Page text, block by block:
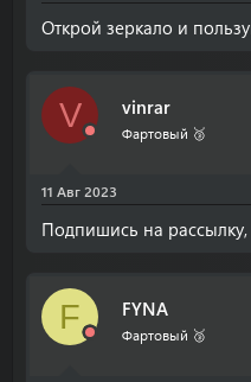
Открой зеркало и
V vinrar
Фартовый 🥉
11 Авг 2023
Подпишись на
F FYNA
Фартовый 🥉